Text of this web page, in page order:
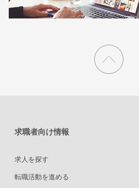
求職者向け情報
求人を探す
転職活動を進める